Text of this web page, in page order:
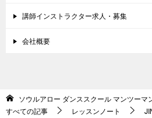
講師インストラクター求人・募集
会社概要
ソウルアロー ダンススクール マンツーマ
すべての記事
レッスンノート